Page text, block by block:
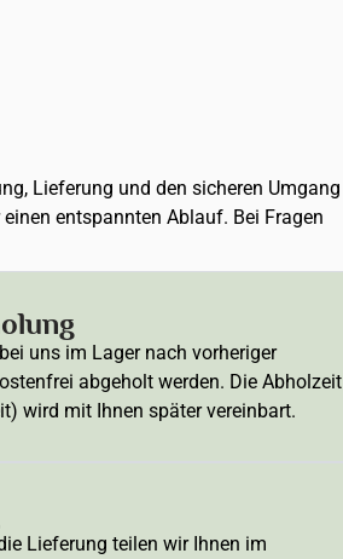
Lieferung und den sicheren Umgang
entspannten Ablauf. Bei Fragen
uns im Lager nach vorheriger
abgeholt werden. Die Abholzeit
wird mit Ihnen später vereinbart.
Lieferung teilen wir Ihnen im